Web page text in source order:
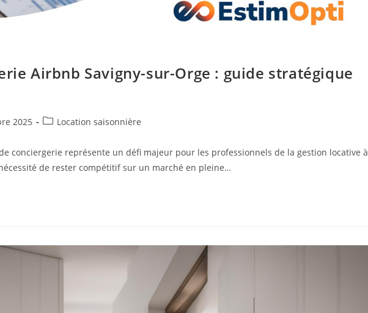
Airbnb Savigny-sur-Orge : guide stratégique
2025 Location saisonnière
conciergerie représente un défi majeur pour les professionnels de la gestion locative à
de rester compétitif sur un marché en pleine…